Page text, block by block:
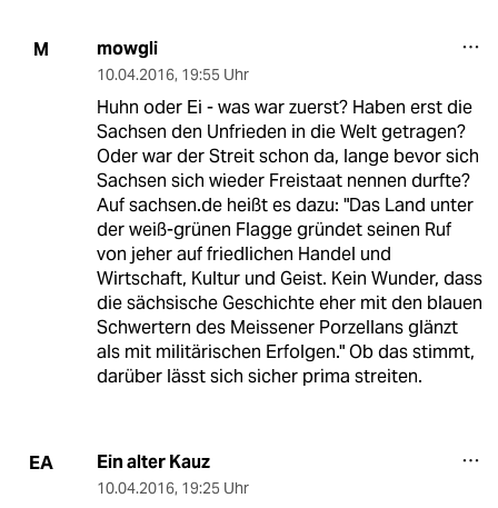
M mowgli
10.04.2016, 19:55 Uhr
Huhn oder Ei - was war zuerst? Haben erst die
Sachsen den Unfrieden in die Welt getragen?
Oder war der Streit schon da, lange bevor sich
Sachsen sich wieder Freistaat nennen durfte?
Auf sachsen.de heißt es dazu: "Das Land unter
der weiß-grünen Flagge gründet seinen Ruf
von jeher auf friedlichen Handel und
Wirtschaft, Kultur und Geist. Kein Wunder, dass
die sächsische Geschichte eher mit den blauen
Schwertern des Meissener Porzellans glänzt
als mit militärischen Erfolgen." Ob das stimmt,
darüber lässt sich sicher prima streiten.
EA Ein alter Kauz
10.04.2016, 19:25 Uhr